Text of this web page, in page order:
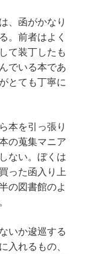
、函がかなり
。前者はよく
て装丁したも
でいる本であ
とても丁寧に
本を引っ張り
の蒐集マニア
ない。ぼくは
った函入り上
の図書館のよ
いか逡巡する
入れるもの、